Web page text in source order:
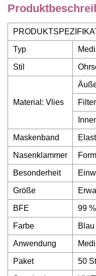
Typ
Stil
Material: Vlies
Maskenband
Nasenklammer
Besonderheit
Größe
BFE 99 %
Farbe
Anwendung
Paket 50